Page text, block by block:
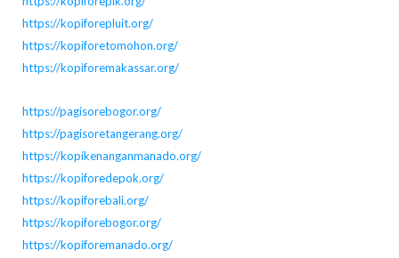
https://kopiforepluit.org/
https://kopiforetomohon.org/
https://kopiforemakassar.org/
https://pagisorebogor.org/
https://pagisoretangerang.org/
https://kopikenanganmanado.org/
https://kopiforedepok.org/
https://kopiforebali.org/
https://kopiforebogor.org/
https://kopiforemanado.org/